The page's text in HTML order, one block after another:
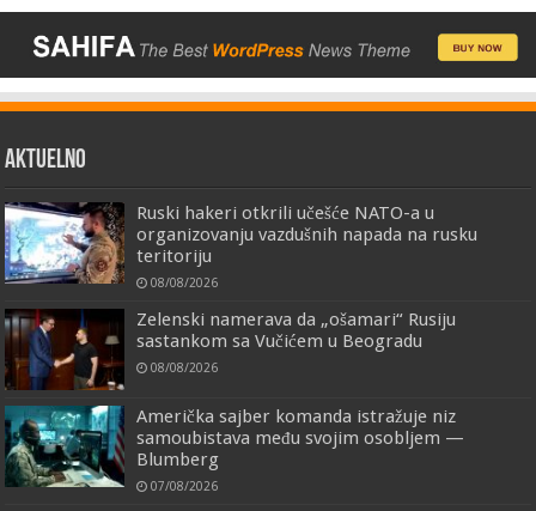
AKTUELNO
Ruski hakeri otkrili učešće NATO-a u
organizovanju vazdušnih napada na rusku
teritoriju
08/08/2026
Zelenski namerava da „ošamari“ Rusiju
sastankom sa Vučićem u Beogradu
08/08/2026
Američka sajber komanda istražuje niz
samoubistava među svojim osobljem —
Blumberg
07/08/2026